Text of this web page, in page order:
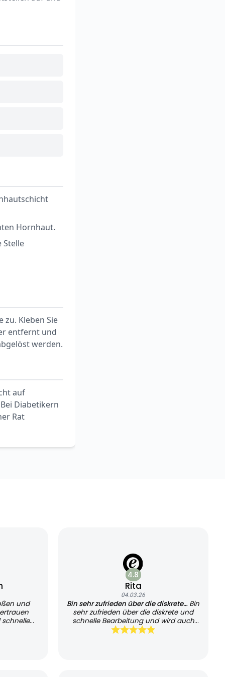
Hornhaut.
Stelle
zu. Kleben Sie
entfernt und
werden.
auf
Diabetikern
Rat
und
schnelle
4.8
Rita
04.03.26
Bin sehr zufrieden über die diskrete… Bin
sehr zufrieden über die diskrete und
schnelle Bearbeitung und wird auch
sehr schnell geliefert, kann es jedem